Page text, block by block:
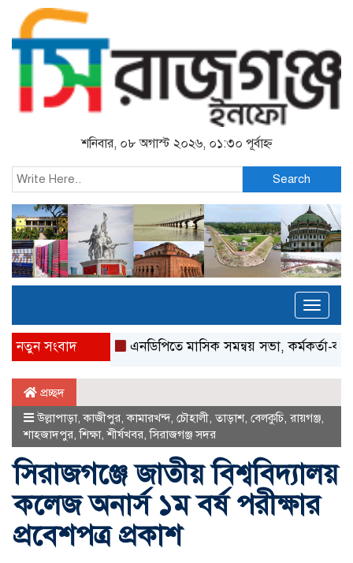
শনিবার, ০৮ অগাস্ট ২০২৬, ০১:৩০ পূর্বাহ্ন
Search
নতুন সংবাদ এনডিপিতে মাসিক সমন্বয় সভা, কর্মকর্তা-কর্মীদের
প্রচ্ছদ
উল্লাপাড়া,কাজীপুর,কামারখন্দ, চৌহালী,তাড়াশ, বেলকুচি, রায়গঞ্জ,
শাহজাদপুর,শিক্ষা,শীর্ষখবর,সিরাজগঞ্জ সদর
সিরাজগঞ্জে জাতীয় বিশ্ববিদ্যালয়
কলেজ অনার্স ১ম বর্ষ পরীক্ষার
প্রবেশপত্র প্রকাশ